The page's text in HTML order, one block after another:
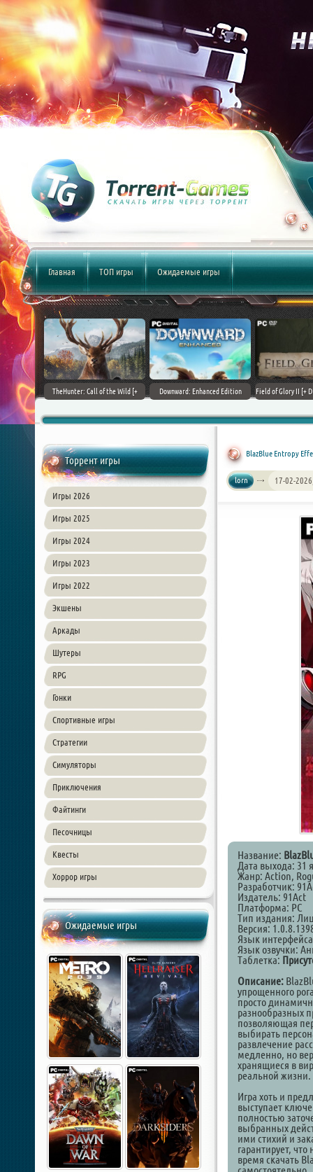
Главная ТОП игры Ожидаемые игры
(2017)
TheHunter: Call of the Wild [+
Downward: Enhanced Edition
Field of Glory II [+
Торрент игры
Игры 2026
Игры 2025
Игры 2024
Игры 2023
Игры 2022
Экшены
Аркады
Шутеры
RPG
Гонки
Спортивные игры
Стратегии
Симуляторы
Приключения
Файтинги
Песочницы
Квесты
Хоррор игры
Ожидаемые игры
BlazBlue Entropy
lorn 17-02-
Название:
Дата выхода: 31
Жанр: Action,
Разработчик:
Издатель: 91Act
Платформа: PC
Тип издания:
Версия:
Язык
Язык озвучки:
Таблетка:
Описание:
упрощенного
просто
разнообразных
позволяющая
выбирать
развлечение
медленно, но
хранящиеся в
реальной жизни.
Игра хоть и
выступает
полностью
выбранных
ими стихий и
гарантирует,
время скачать